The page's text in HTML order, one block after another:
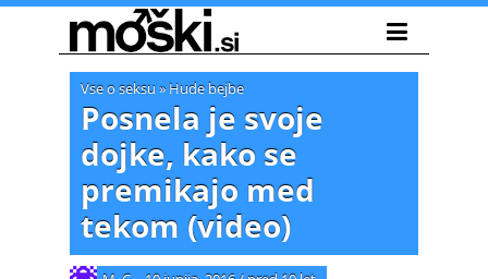
Vse o seksu » Hude bejbe
Posnela je svoje
dojke, kako se
premikajo med
tekom (video)